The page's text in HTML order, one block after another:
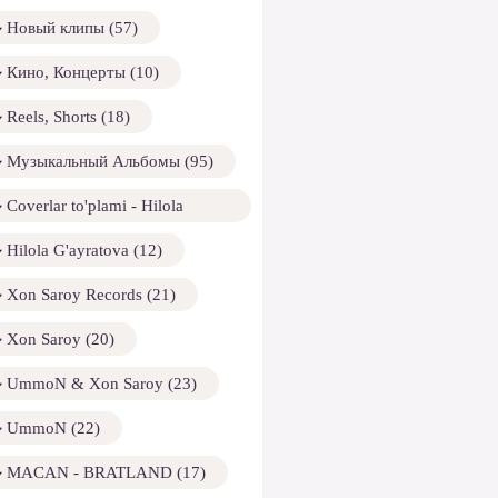
Новый клипы (57)
Кино, Концерты (10)
Reels, Shorts (18)
Музыкальный Альбомы (95)
Coverlar to'plami - Hilola
Hilola G'ayratova (12)
Xon Saroy Records (21)
Xon Saroy (20)
UmmoN & Xon Saroy (23)
UmmoN (22)
MACAN - BRATLAND (17)